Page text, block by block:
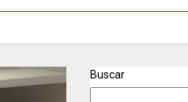
Buscar